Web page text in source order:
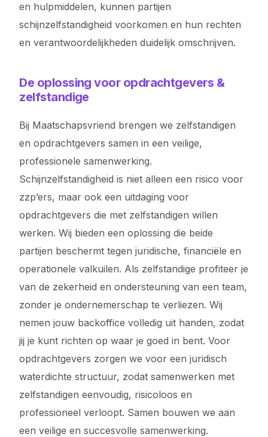
en hulpmiddelen, kunnen partijen
schijnzelfstandigheid voorkomen en hun rechten
en verantwoordelijkheden duidelijk omschrijven.
De oplossing voor opdrachtgevers &
zelfstandige
Bij Maatschapsvriend brengen we zelfstandigen
en opdrachtgevers samen in een veilige,
professionele samenwerking.
Schijnzelfstandigheid is niet alleen een risico voor
zzp’ers, maar ook een uitdaging voor
opdrachtgevers die met zelfstandigen willen
werken. Wij bieden een oplossing die beide
partijen beschermt tegen juridische, financiële en
operationele valkuilen. Als zelfstandige profiteer je
van de zekerheid en ondersteuning van een team,
zonder je ondernemerschap te verliezen. Wij
nemen jouw backoffice volledig uit handen, zodat
jij je kunt richten op waar je goed in bent. Voor
opdrachtgevers zorgen we voor een juridisch
waterdichte structuur, zodat samenwerken met
zelfstandigen eenvoudig, risicoloos en
professioneel verloopt. Samen bouwen we aan
een veilige en succesvolle samenwerking.